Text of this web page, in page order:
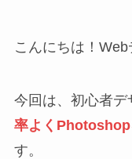
こんにちは！
今回は、初心者デ
率よく
す。